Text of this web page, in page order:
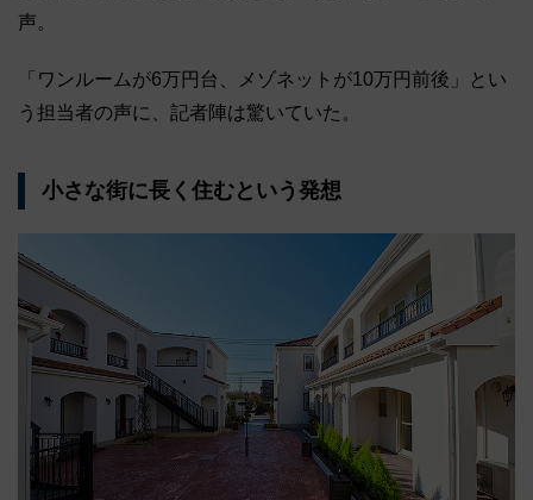
声。
「ワンルームが6万円台、メゾネットが10万円前後」とい
う担当者の声に、記者陣は驚いていた。
小さな街に長く住むという発想